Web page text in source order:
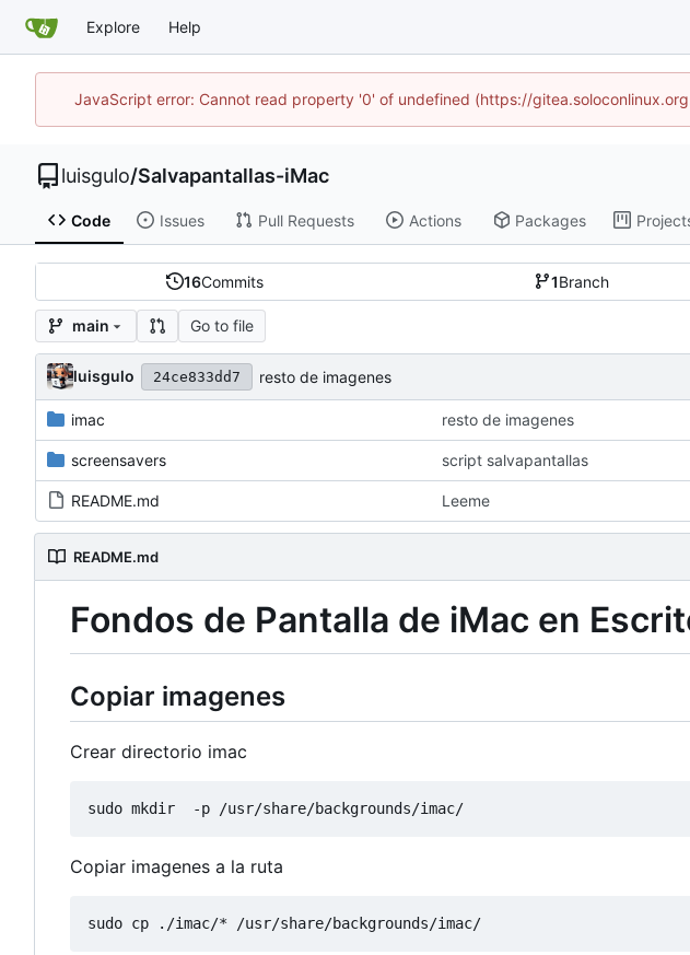
Explore Help
JavaScript error: Cannot read property '0' of undefined (https://
luisgulo/Salvapantallas-iMac
Code Issues Pull Requests Actions Packages
16Commits 1Branch
main Go to file
luisgulo 24ce833dd7 resto de imagenes
imac resto de imagenes
screensavers script salvapantallas
README.md Leeme
README.md
Fondos de Pantalla de iMac en
Copiar imagenes
Crear directorio imac
Copiar imagenes a la ruta